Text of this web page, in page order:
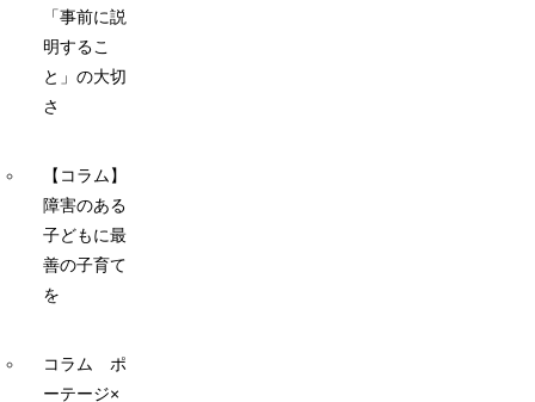
「事前に説
明するこ
と」の大切
さ
【コラム】
障害のある
子どもに最
善の子育て
を
コラム ポ
ーテージ×